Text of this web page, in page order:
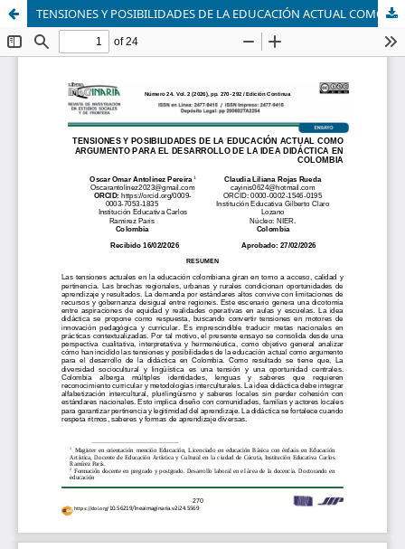
TENSIONES Y POSIBILIDADES DE LA EDUCACIÓN ACTUAL COMO ARGUMENTO PARA EL DESARROLLO DE LA IDEA DIDÁCTICA EN COLOMBIA